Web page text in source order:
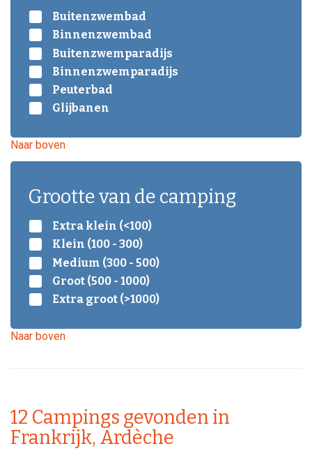
Buitenzwembad
Binnenzwembad
Buitenzwemparadijs
Binnenzwemparadijs
Peuterbad
Glijbanen
Naar boven
Grootte van de camping
Extra klein (<100)
Klein (100 - 300)
Medium (300 - 500)
Groot (500 - 1000)
Extra groot (>1000)
Naar boven
12 Campings gevonden in
Frankrijk, Ardèche